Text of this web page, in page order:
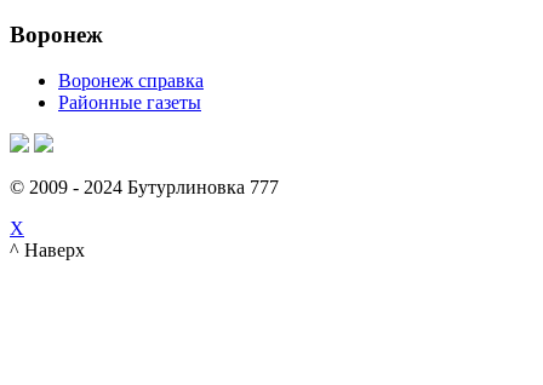
Воронеж
Воронеж справка
Районные газеты
© 2009 - 2024 Бутурлиновка 777
X
^ Наверх